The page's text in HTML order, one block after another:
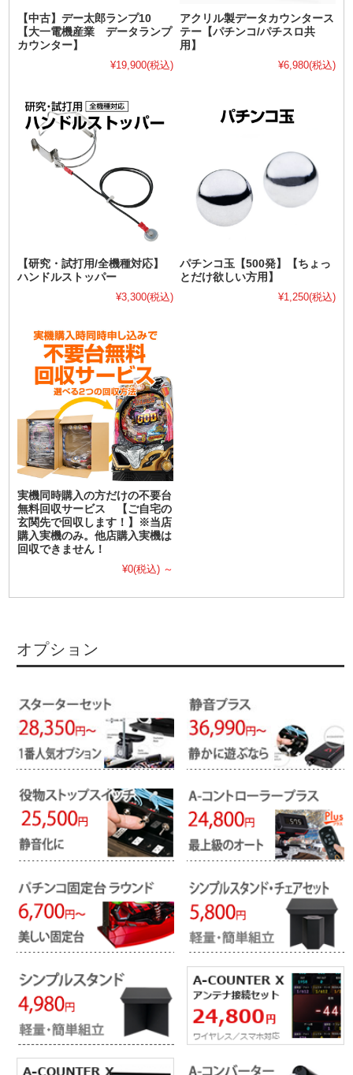
【中古】デー太郎ランプ10
【大一電機産業 データランプ
カウンター】
¥19,900(税込)
アクリル製データカウンタース
テー【パチンコ/パチスロ共
用】
¥6,980(税込)
【研究・試打用/全機種対応】
ハンドルストッパー
¥3,300(税込)
パチンコ玉【500発】【ちょっ
とだけ欲しい方用】
¥1,250(税込)
実機同時購入の方だけの不要台
無料回収サービス 【ご自宅の
玄関先で回収します！】※当店
購入実機のみ。他店購入実機は
回収できません！
¥0(税込) ～
オプション